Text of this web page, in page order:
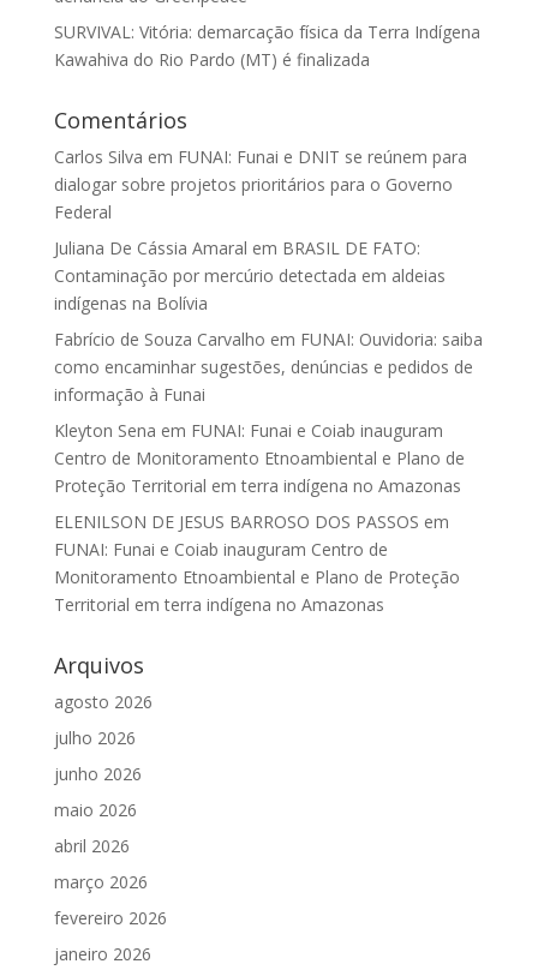
SURVIVAL: Vitória: demarcação física da Terra Indígena
Kawahiva do Rio Pardo (MT) é finalizada
Comentários
Carlos Silva em FUNAI: Funai e DNIT se reúnem para
dialogar sobre projetos prioritários para o Governo
Federal
Juliana De Cássia Amaral em BRASIL DE FATO:
Contaminação por mercúrio detectada em aldeias
indígenas na Bolívia
Fabrício de Souza Carvalho em FUNAI: Ouvidoria: saiba
como encaminhar sugestões, denúncias e pedidos de
informação à Funai
Kleyton Sena em FUNAI: Funai e Coiab inauguram
Centro de Monitoramento Etnoambiental e Plano de
Proteção Territorial em terra indígena no Amazonas
ELENILSON DE JESUS BARROSO DOS PASSOS em
FUNAI: Funai e Coiab inauguram Centro de
Monitoramento Etnoambiental e Plano de Proteção
Territorial em terra indígena no Amazonas
Arquivos
agosto 2026
julho 2026
junho 2026
maio 2026
abril 2026
março 2026
fevereiro 2026
janeiro 2026